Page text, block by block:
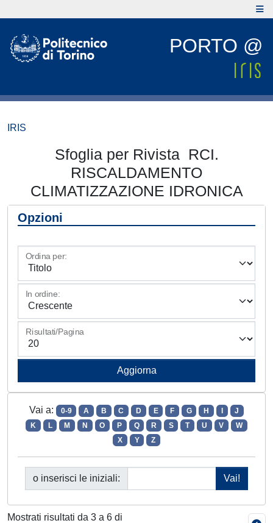
PORTO @
IRIS
Sfoglia per Rivista RCI.
RISCALDAMENTO
CLIMATIZZAZIONE IDRONICA
Opzioni
Ordina per:
In ordine:
Risultati/Pagina
Vai a: 0-9 A B C D E F G H
J
K
L M N O P Q R S T U V
W
X
Y Z
o inserisci le iniziali:
Mostrati risultati da 3 a 6 di